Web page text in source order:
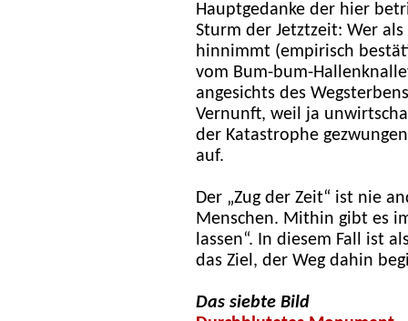
Hauptgedanke der hier
Sturm der Jetztzeit: Wer
hinnimmt (empirisch
vom Bum-bum-
angesichts des
Vernunft, weil ja
der Katastrophe
auf.
Der „Zug der Zeit“ ist nie
Menschen. Mithin gibt es
lassen“. In diesem Fall ist
das Ziel, der Weg dahin
Das siebte Bild